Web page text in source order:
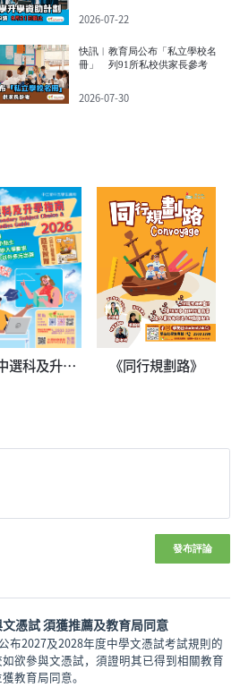
2026-07-22
快訊︱教育局公布「私立學校名
冊」 列91所私校供家長參考
2026-07-30
選科及升學
《同行規劃路》
發布評論
憑試 須獲推薦及教育局同意
布2027及2028年度中學文憑試考試規則的
欲參與文憑試，須證明其已得到相關教育
教育局同意。